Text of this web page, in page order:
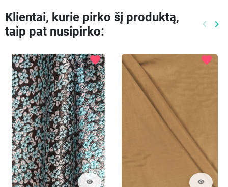
Klientai, kurie pirko šį produktą,
taip pat nusipirko:
keyboard_arrow_left keyboard_arrow_right
visibility
favorite
visibility
favorite